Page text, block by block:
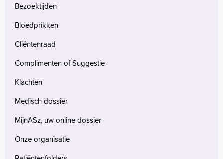
Bezoektijden
Bloedprikken
Cliëntenraad
Complimenten of Suggestie
Klachten
Medisch dossier
MijnASz, uw online dossier
Onze organisatie